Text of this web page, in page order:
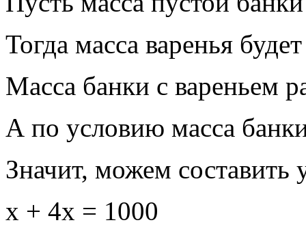
Тогда масса варенья
Масса банки с вареньем
А по условию масса
Значит, можем составить
х + 4х = 1000